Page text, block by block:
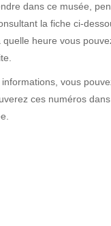
dans ce musée,
la fiche ci-
quelle heure vous
vous
ces numéros